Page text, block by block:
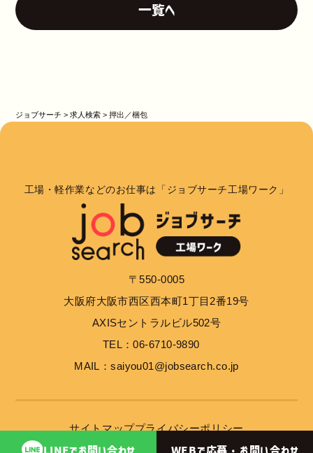
LINEで お問い合わせ WEBで応募・ お問い合わせ
一覧へ
ジョブサーチ >求人検索 >押出／梱包
工場・軽作業などのお仕事は「ジョブサーチ工場ワーク」
〒550-0005
大阪府大阪市西区西本町1丁目2番19号
AXISセントラルビル502号
TEL：06-6710-9890
MAIL：saiyou01@jobsearch.co.jp
© 2023 job search inc.
サイトマッププライバシーポリシー